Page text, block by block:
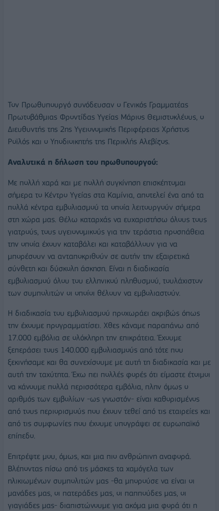
Τον Πρωθυπουργό συνόδευσαν ο Γενικός Γραμματέας
Πρωτοβάθμιας Φροντίδας Υγείας Μάριος Θεμιστοκλέους, ο
Διευθυντής της 2ης Υγειονομικής Περιφέρειας Χρήστος
Ροϊλός και ο Υποδιοικητής της Περικλής Αλεβίζος.
Αναλυτικά η δήλωση του πρωθυπουργού:
Με πολλή χαρά και με πολλή συγκίνηση επισκέπτομαι
σήμερα το Κέντρο Υγείας στα Καμίνια, αποτελεί ένα από τα
πολλά κέντρα εμβολιασμού τα οποία λειτουργούν σήμερα
στη χώρα μας. Θέλω καταρχάς να ευχαριστήσω όλους τους
γιατρούς, τους υγειονομικούς για την τεράστια προσπάθεια
την οποία έχουν καταβάλει και καταβάλλουν για να
μπορέσουν να ανταποκριθούν σε αυτήν την εξαιρετικά
σύνθετη και δύσκολη άσκηση. Είναι η διαδικασία
εμβολιασμού όλου του ελληνικού πληθυσμού, τουλάχιστον
των συμπολιτών οι οποίοι θέλουν να εμβολιαστούν.
Η διαδικασία του εμβολιασμού προχωράει ακριβώς όπως
την έχουμε προγραμματίσει. Χθες κάναμε παραπάνω από
17.000 εμβόλια σε ολόκληρη την επικράτεια. Έχουμε
ξεπεράσει τους 140.000 εμβολιασμούς από τότε που
ξεκινήσαμε και θα συνεχίσουμε με αυτή τη διαδικασία και με
αυτή την ταχύτητα. Έχω πει πολλές φορές ότι είμαστε έτοιμοι
να κάνουμε πολλά περισσότερα εμβόλια, πλην όμως ο
αριθμός των εμβολίων -ως γνωστόν- είναι καθορισμένος
από τους περιορισμούς που έχουν τεθεί από τις εταιρείες και
από τις συμφωνίες που έχουμε υπογράψει σε ευρωπαϊκό
επίπεδο.
Επιτρέψτε μου, όμως, και μια πιο ανθρώπινη αναφορά.
Βλέποντας πίσω από τις μάσκες τα χαμόγελα των
ηλικιωμένων συμπολιτών μας -θα μπορούσε να είναι οι
μανάδες μας, οι πατεράδες μας, οι παππούδες μας, οι
γιαγιάδες μας- διαπιστώνουμε για ακόμα μια φορά ότι η